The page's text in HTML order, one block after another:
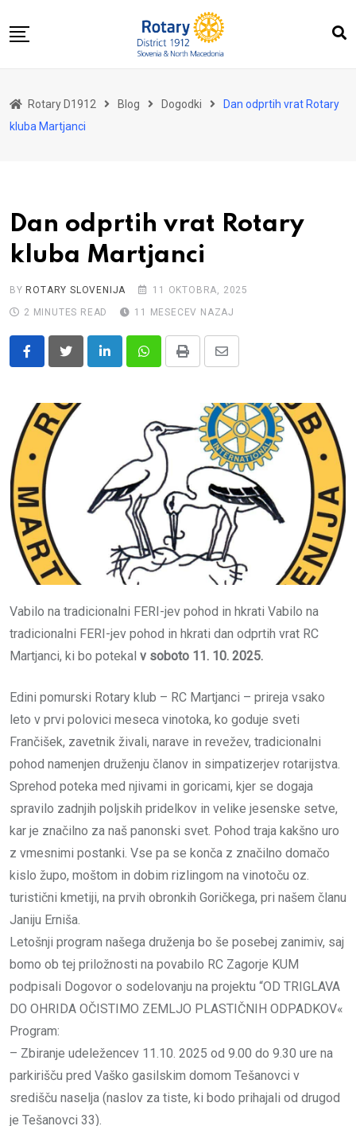
to
O nas
Kontakt
Rotary D1912 Blog Dogodki
Dan odprtih vrat Rotary
kluba Martjanci
Dan odprtih vrat Rotary
kluba Martjanci
BY ROTARY SLOVENIJA
11 OKTOBRA, 2025
2 MINUTES READ
11 MESECEV NAZAJ
LinkedInWhatsappPrint
Share
Email
Vabilo na tradicionalni FERI-jev pohod in hkrati Vabilo na
tradicionalni FERI-jev pohod in hkrati dan odprtih vrat RC
Martjanci, ki bo potekal v soboto 11. 10. 2025.
Edini pomurski Rotary klub – RC Martjanci – prireja vsako
leto v prvi polovici meseca vinotoka, ko goduje sveti
Frančišek, zavetnik živali, narave in revežev, tradicionalni
pohod namenjen druženju članov in simpatizerjev rotarijstva.
Sprehod poteka med njivami in goricami, kjer se dogaja
spravilo zadnjih poljskih pridelkov in velike jesenske setve,
kar je značilno za naš panonski svet. Pohod traja kakšno uro
z vmesnimi postanki. Vse pa se konča z značilno domačo
kislo župo, moštom in dobim rizlingom na vinotoču oz.
turistični kmetiji, na prvih obronkih Goričkega, pri našem članu
Janiju Erniša.
Letošnji program našega druženja bo še posebej zanimiv, saj
bomo ob tej priložnosti na povabilo RC Zagorje KUM
podpisali Dogovor o sodelovanju na projektu “OD TRIGLAVA
DO OHRIDA OČISTIMO ZEMLJO PLASTIČNIH ODPADKOV«
Program:
– Zbiranje udeležencev 11.10. 2025 od 9.00 do 9.30 ure na
parkirišču pred Vaško gasilskim domom Tešanovci v
središču naselja (naslov za tiste, ki bodo prihajali od drugod
je Tešanovci 33).